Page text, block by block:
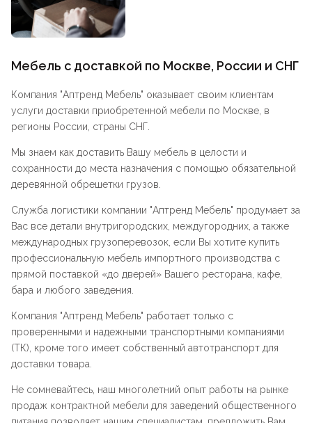
Мебель с доставкой по Москве, России и СНГ
Компания "Аптренд Мебель" оказывает своим клиентам
услуги доставки приобретенной мебели по Москве, в
регионы России, страны СНГ.
Мы знаем как доставить Вашу мебель в целости и
сохранности до места назначения с помощью обязательной
деревянной обрешетки грузов.
Служба логистики компании "Аптренд Мебель" продумает за
Вас все детали внутригородских, междугородних, а также
международных грузоперевозок, если Вы хотите купить
профессиональную мебель импортного производства с
прямой поставкой «до дверей» Вашего ресторана, кафе,
бара и любого заведения.
Компания "Аптренд Мебель" работает только с
проверенными и надежными транспортными компаниями
(ТК), кроме того имеет собственный автотранспорт для
доставки товара.
Не сомневайтесь, наш многолетний опыт работы на рынке
продаж контрактной мебели для заведений общественного